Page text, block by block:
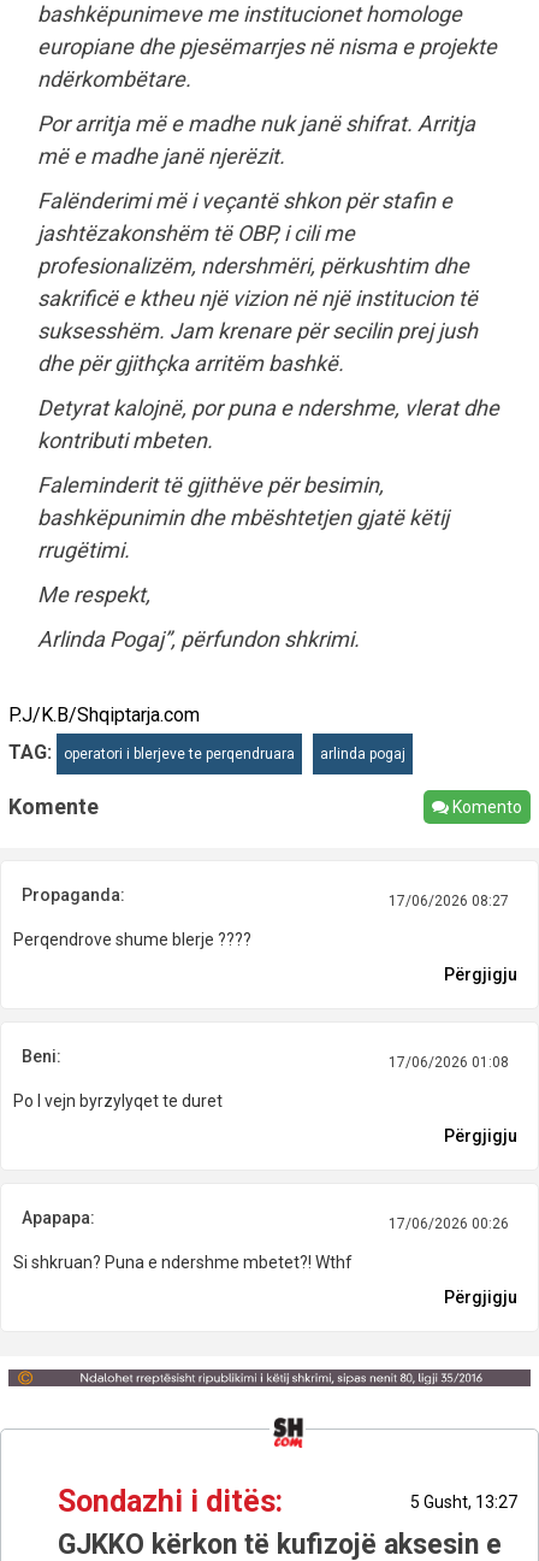
bashkëpunimeve me institucionet homologe
europiane dhe pjesëmarrjes në nisma e projekte
ndërkombëtare.
Por arritja më e madhe nuk janë shifrat. Arritja
më e madhe janë njerëzit.
Falënderimi më i veçantë shkon për stafin e
jashtëzakonshëm të OBP, i cili me
profesionalizëm, ndershmëri, përkushtim dhe
sakrificë e ktheu një vizion në një institucion të
suksesshëm. Jam krenare për secilin prej jush
dhe për gjithçka arritëm bashkë.
Detyrat kalojnë, por puna e ndershme, vlerat dhe
kontributi mbeten.
Faleminderit të gjithëve për besimin,
bashkëpunimin dhe mbështetjen gjatë këtij
rrugëtimi.
Me respekt,
Arlinda Pogaj”, përfundon shkrimi.
P.J/K.B/Shqiptarja.com
TAG:
operatori i blerjeve te perqendruara arlinda pogaj
Komente Komento
Propaganda: 17/06/2026 08:27
Perqendrove shume blerje ????
Përgjigju
Beni: 17/06/2026 01:08
Po I vejn byrzylyqet te duret
Përgjigju
Apapapa: 17/06/2026 00:26
Si shkruan? Puna e ndershme mbetet?! Wthf
Përgjigju
Sondazhi i ditës: 5 Gusht, 13:27
GJKKO kërkon të kufizojë aksesin e